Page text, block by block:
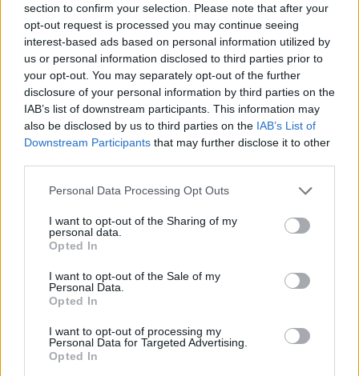
section to confirm your selection. Please note that after your
opt-out request is processed you may continue seeing
interest-based ads based on personal information utilized by
us or personal information disclosed to third parties prior to
your opt-out. You may separately opt-out of the further
disclosure of your personal information by third parties on the
IAB’s list of downstream participants. This information may
also be disclosed by us to third parties on the IAB’s List of
Downstream Participants that may further disclose it to other
Personal Data Processing Opt Outs
I want to opt-out of the Sharing of my
personal data.
Opted In
I want to opt-out of the Sale of my
Personal Data.
Opted In
I want to opt-out of processing my
Personal Data for Targeted Advertising.
Opted In
Az Egyesült Államok jelentős számú légi utántöltő
repülőgépet vezényelt Európában, valamint útnak
indították az USS Nimitz repülőgép-hordozót a
Közel-Kelet felé, hogy csatlakozzon a már ott
tartózkodó USS Carl Vinsonhoz.
Az amerikai hadsereg nagyszámú légi utántöltő
repülőgépet csoportosított át Európába, hogy bővítse
Donald Trump elnök rendelkezésére álló beavatkozási
amerikai tisztviselő a Reuters hírügynökséggel hétfőn. A
tisztviselők arról is beszámoltak, hogy az USS Nimitz
A keresett cikk a portfolio.hu hírarchívumához
tartozik, melynek olvasása előfizetéses